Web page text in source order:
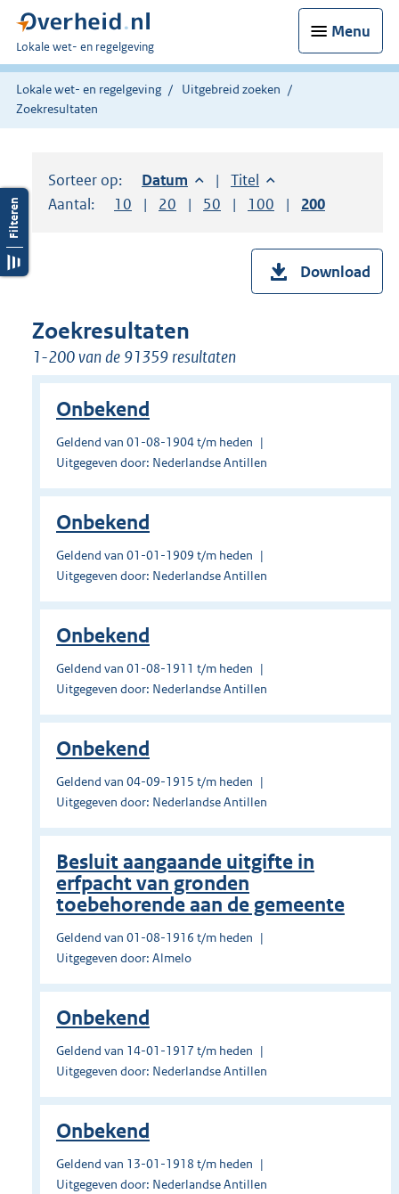
Menu
U
bent
hier:
Lokale wet- en regelgeving
Lokale wet- en regelgeving
Uitgebreid zoeken
Zoekresultaten
Sorteer op: Sorteer op:
Datum aflopendSorteer op:
Titel oplopend
Aantal:
Toon
10 resultaten per pagina
Toon
20 resultaten per pagina
Toon
50 resultaten per pagina
Toon
100 resultaten per
Toon
200
Download
Zoekresultaten
1-200 van de 91359 resultaten
Onbekend
Geldend van 01-08-1904 t/m heden
Uitgegeven door: Nederlandse Antillen
Onbekend
Geldend van 01-01-1909 t/m heden
Uitgegeven door: Nederlandse Antillen
Onbekend
Geldend van 01-08-1911 t/m heden
Uitgegeven door: Nederlandse Antillen
Onbekend
Geldend van 04-09-1915 t/m heden
Uitgegeven door: Nederlandse Antillen
Besluit aangaande uitgifte in
erfpacht van gronden
toebehorende aan de gemeente
Geldend van 01-08-1916 t/m heden
Uitgegeven door: Almelo
Onbekend
Geldend van 14-01-1917 t/m heden
Uitgegeven door: Nederlandse Antillen
Onbekend
Geldend van 13-01-1918 t/m heden
Uitgegeven door: Nederlandse Antillen